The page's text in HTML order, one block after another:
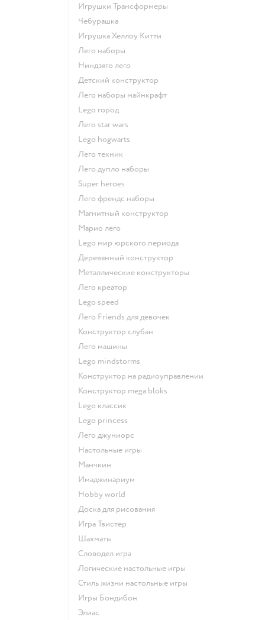
Игрушки Трансформеры
Чебурашка
Игрушка Хеллоу Китти
Лего наборы
Ниндзяго лего
Детский конструктор
Лего наборы майнкрафт
Lego город
Лего star wars
Lego hogwarts
Лего техник
Лего дупло наборы
Super heroes
Лего френдс наборы
Магнитный конструктор
Марио лего
Lego мир юрского периода
Деревянный конструктор
Металлические конструкторы
Лего креатор
Lego speed
Лего Friends для девочек
Конструктор слубан
Лего машины
Lego mindstorms
Конструктор на радиоуправлении
Конструктор mega bloks
Lego классик
Lego princess
Лего джуниорс
Настольные игры
Манчкин
Имаджинариум
Hobby world
Доска для рисования
Игра Твистер
Шахматы
Словодел игра
Логические настольные игры
Стиль жизни настольные игры
Игры Бондибон
Элиас